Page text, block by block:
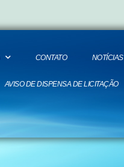
CONTATO NOTÍCIAS
AVISO DE DISPENSA DE LICITAÇÃO